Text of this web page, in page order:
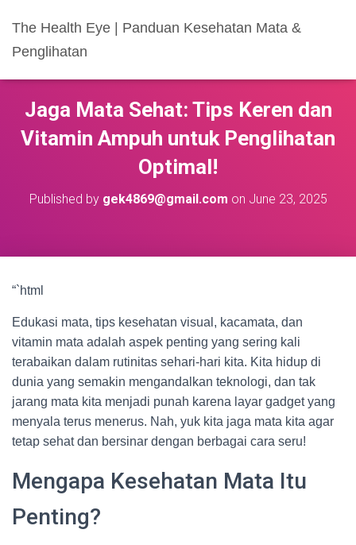
The Health Eye | Panduan Kesehatan Mata &
Penglihatan
Jaga Mata Sehat: Tips Keren dan
Vitamin Ampuh untuk Penglihatan
Optimal!
Published by gek4869@gmail.com on June 23, 2025
“`html
Edukasi mata, tips kesehatan visual, kacamata, dan
vitamin mata adalah aspek penting yang sering kali
terabaikan dalam rutinitas sehari-hari kita. Kita hidup di
dunia yang semakin mengandalkan teknologi, dan tak
jarang mata kita menjadi punah karena layar gadget yang
menyala terus menerus. Nah, yuk kita jaga mata kita agar
tetap sehat dan bersinar dengan berbagai cara seru!
Mengapa Kesehatan Mata Itu
Penting?